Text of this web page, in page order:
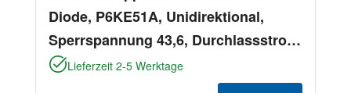
Diode, P6KE51A, Unidirektional,
Sperrspannung 43,6, Durchlassstrom
8,9Lieferzeit 2-5 Werktage